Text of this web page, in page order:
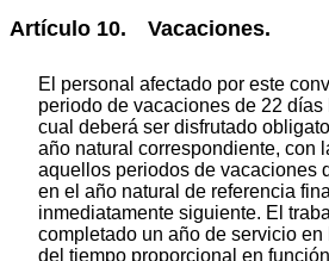
Artículo 10. Vacaciones.
El personal afectado por este
periodo de vacaciones de 22 días
cual deberá ser disfrutado
año natural correspondiente, con
aquellos periodos de vacaciones
en el año natural de referencia
inmediatamente siguiente. El
completado un año de servicio
del tiempo proporcional en